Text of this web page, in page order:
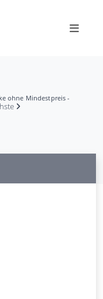
ohne Mindestpreis -